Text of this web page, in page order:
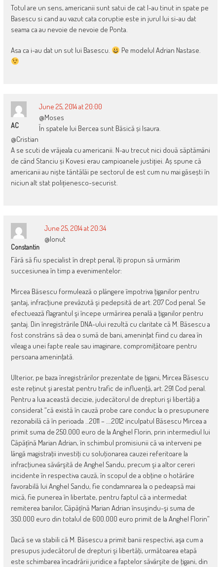
Totul are un sens, americanii sunt satui de cat l-au tinut in spate pe
Basescu si cand au vazut cata coruptie este in jurul lui si-au dat
seama ca au nevoie de nevoie de Ponta.
Asa ca i-au dat un sut lui Basescu. Pe modelul Adrian Nastase.
AC
June 25, 2014 at 20:00
@Moses
În spatele lui Bercea sunt Băsică și Isaura.
@Cristian
A se scuti de vrăjeala cu americanii. N-au trecut nici două săptămâni
de când Stanciu și Kovesi erau campioanele justiției. Aș spune că
americanii au niște tăntălăi pe sectorul de est cum nu mai găsești în
niciun alt stat polițienesco-securist.
Constantin
June 25, 2014 at 20:34
@Ionut
Fără să fiu specialist în drept penal, îţi propun să urmărim
succesiunea în timp a evenimentelor:
Mircea Băsescu formulează o plângere împotriva ţiganilor pentru
şantaj, infracţiune prevăzută şi pedepsită de art. 207 Cod penal. Se
efectuează flagrantul şi începe urmărirea penală a ţiganilor pentru
şantaj. Din înregistrările DNA-ului rezultă cu claritate că M. Băsescu a
fost constrâns să dea o sumă de bani, ameninţat fiind cu darea în
vileag a unei fapte reale sau imaginare, compromiţătoare pentru
persoana ameninţată.
Ulterior, pe baza înregistrărilor prezentate de ţigani, Mircea Băsescu
este reţinut şi arestat pentru trafic de influenţă, art. 291 Cod penal.
Pentru a lua această decizie, judecătorul de drepturi şi libertăţi a
considerat “că există în cauză probe care conduc la o presupunere
rezonabilă că în perioada …2011 – ….2012 inculpatul Băsescu Mircea a
primit suma de 250.000 euro de la Anghel Florin, prin intermediul lui
Căpățînă Marian Adrian, în schimbul promisiunii că va interveni pe
lângă magistraţii investiţi cu soluţionarea cauzei referitoare la
infracţiunea săvârşită de Anghel Sandu, precum şi a altor cereri
incidente în respectiva cauză, în scopul de a obţine o hotărâre
favorabilă lui Anghel Sandu, fie condamnarea la o pedeapsă mai
mică, fie punerea în libertate, pentru faptul că a intermediat
remiterea banilor, Căpățînă Marian Adrian însuşindu-şi suma de
350.000 euro din totalul de 600.000 euro primit de la Anghel Florin”
Dacă se va stabili că M. Băsescu a primit banii respectivi, aşa cum a
presupus judecătorul de drepturi şi libertăţi, următoarea etapă
este schimbarea încadrării juridice a faptelor săvârşite de ţigani, din